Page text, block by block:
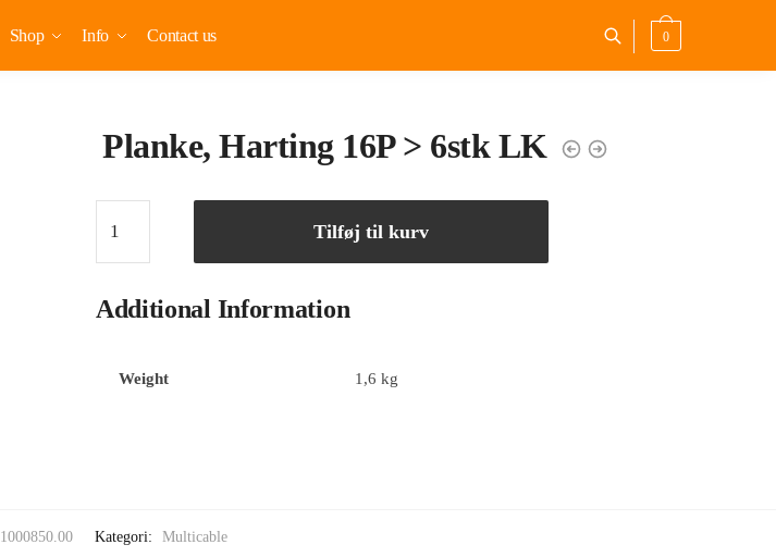
Shop Info Contact us 0
Planke, Harting 16P > 6stk LK
Tilføj til kurv
Additional Information
Weight 1,6 kg
1000850.00 Kategori: Multicable